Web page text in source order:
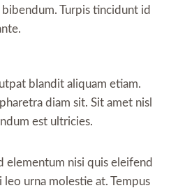
Turpis tincidunt id
blandit aliquam etiam.
diam sit. Sit amet nisl
est ultricies.
elementum nisi quis eleifend
urna molestie at. Tempus